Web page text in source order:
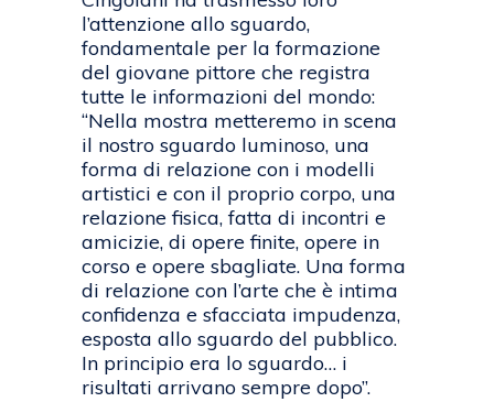
l’attenzione allo sguardo,
fondamentale per la formazione
del giovane pittore che registra
tutte le informazioni del mondo:
“Nella mostra metteremo in scena
il nostro sguardo luminoso, una
forma di relazione con i modelli
artistici e con il proprio corpo, una
relazione fisica, fatta di incontri e
amicizie, di opere finite, opere in
corso e opere sbagliate. Una forma
di relazione con l’arte che è intima
confidenza e sfacciata impudenza,
esposta allo sguardo del pubblico.
In principio era lo sguardo… i
risultati arrivano sempre dopo”.